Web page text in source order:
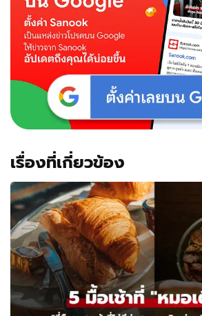
เพื่อน
บ้าน
แจ้ง
ความ
เข้า
เรื่องที่เกี่ยวข้อง